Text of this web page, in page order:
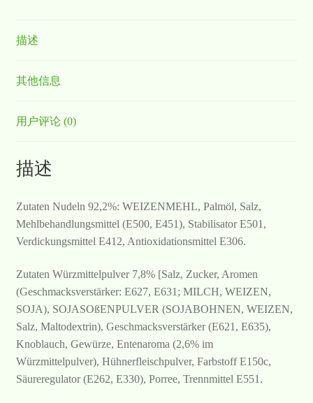
描述
其他信息
用户评论 (0)
描述
Zutaten Nudeln 92,2%: WEIZENMEHL, Palmöl, Salz,
Mehlbehandlungsmittel (E500, E451), Stabilisator E501,
Verdickungsmittel E412, Antioxidationsmittel E306.
Zutaten Würzmittelpulver 7,8% [Salz, Zucker, Aromen
(Geschmacksverstärker: E627, E631; MILCH, WEIZEN,
SOJA), SOJASOßENPULVER (SOJABOHNEN, WEIZEN,
Salz, Maltodextrin), Geschmacksverstärker (E621, E635),
Knoblauch, Gewürze, Entenaroma (2,6% im
Würzmittelpulver), Hühnerfleischpulver, Farbstoff E150c,
Säureregulator (E262, E330), Porree, Trennmittel E551.